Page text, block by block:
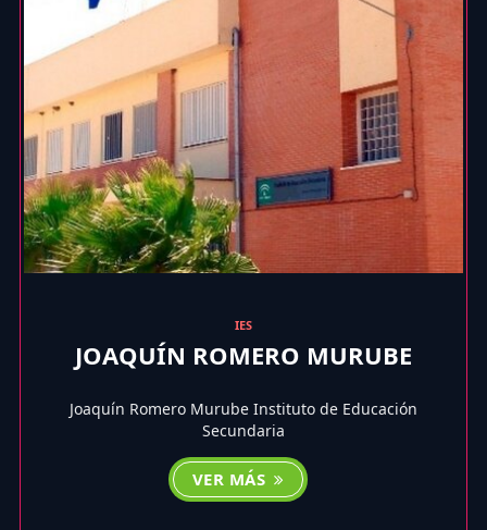
IES
JOAQUÍN ROMERO MURUBE
Joaquín Romero Murube Instituto de Educación
Secundaria
VER MÁS